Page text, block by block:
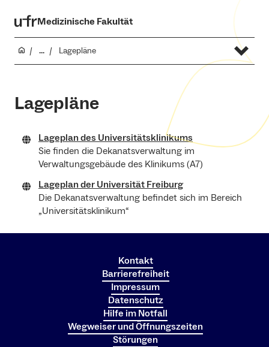
Medizinische Fakultät
... Lagepläne
Lagepläne
Lageplan des Universitätsklinikums
Sie finden die Dekanatsverwaltung im
Verwaltungsgebäude des Klinikums (A7)
Lageplan der Universität Freiburg
Die Dekanatsverwaltung befindet sich im Bereich
„Universitätsklinikum“
Kontakt
Barrierefreiheit
Impressum
Datenschutz
Hilfe im Notfall
Wegweiser und Öffnungszeiten
Störungen